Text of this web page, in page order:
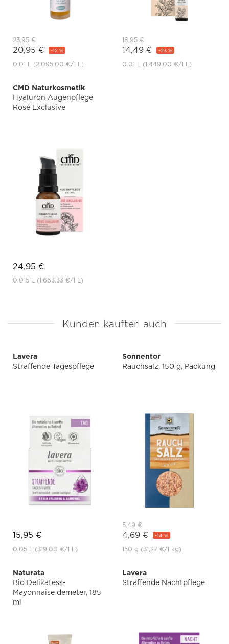
23,95 €
20,95 € -12 %
0.01 L (2.095,00 €/1 L)
18,95 €
14,49 € -23 %
0.01 L (1.449,00 €/1 L)
CMD Naturkosmetik
Hyaluron Augenpflege
Rosé Exclusive
24,95 €
0.015 L (1.663,33 €/1 L)
Kunden kauften auch
Lavera
Straffende Tagespflege
15,95 €
0.05 L (319,00 €/1 L)
Sonnentor
Rauchsalz, 150 g, Packung
5,49 €
4,69 € -14 %
150 g (31,27 €/1 kg)
Naturata
Bio Delikatess-
Mayonnaise demeter, 185
ml
Lavera
Straffende Nachtpflege